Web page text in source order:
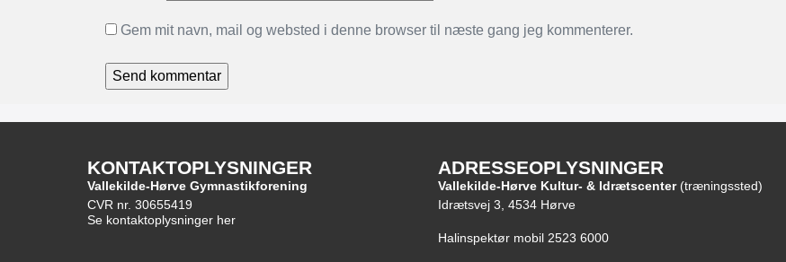
Gem mit navn, mail og websted i denne browser til næste gang jeg kommenterer.
KONTAKTOPLYSNINGER
Vallekilde-Hørve Gymnastikforening
CVR nr. 30655419
Se kontaktoplysninger her
ADRESSEOPLYSNINGER
Vallekilde-Hørve Kultur- & Idrætscenter(træningssted)
Idrætsvej 3, 4534 Hørve
Halinspektør mobil 2523 6000